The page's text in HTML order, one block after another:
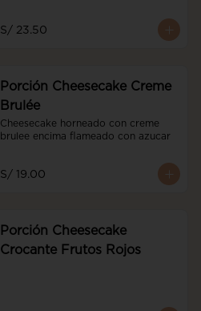
S/ 23.50
Porción Cheesecake Creme
Brulée
Cheesecake horneado con creme
brulee encima flameado con azucar
S/ 19.00
Porción Cheesecake
Crocante Frutos Rojos